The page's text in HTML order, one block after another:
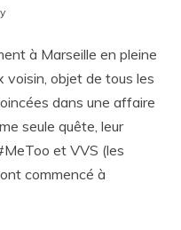
à Marseille en pleine
voisin, objet de tous les
dans une affaire
seule quête, leur
et VVS (les
commencé à